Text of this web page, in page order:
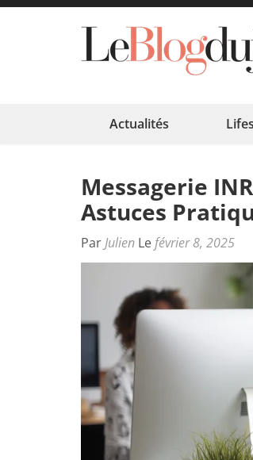
Aller
Actualités
Messagerie
Astuces
ParJulien Le février 8, 2025